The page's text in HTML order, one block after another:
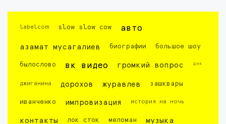
labelcom slow slow cow авто
азамат мусагалиев биографии большое шоу
былослово вк видео громкий вопрос днк
джиганина дорохов журавлев зашквары
иванченко импровизация история на ночь
контакты лок сток меломан музыка